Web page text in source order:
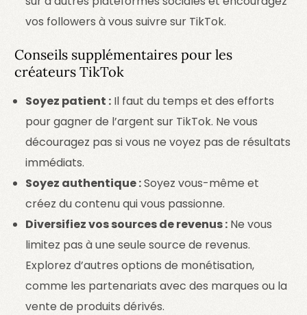
vos followers à vous suivre sur TikTok.
Conseils supplémentaires pour les
créateurs TikTok
Soyez patient : Il faut du temps et des efforts
pour gagner de l’argent sur TikTok. Ne vous
découragez pas si vous ne voyez pas de résultats
immédiats.
Soyez authentique :Soyez vous-même et
créez du contenu qui vous passionne.
Diversifiez vos sources de revenus : Ne vous
limitez pas à une seule source de revenus.
Explorez d’autres options de monétisation,
comme les partenariats avec des marques ou la
vente de produits dérivés.